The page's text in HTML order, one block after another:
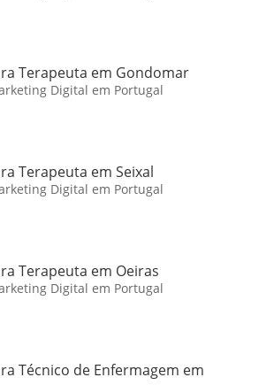
Terapeuta em Gondomar
Digital em Portugal
Terapeuta em Seixal
Digital em Portugal
Terapeuta em Oeiras
Digital em Portugal
Técnico de Enfermagem em